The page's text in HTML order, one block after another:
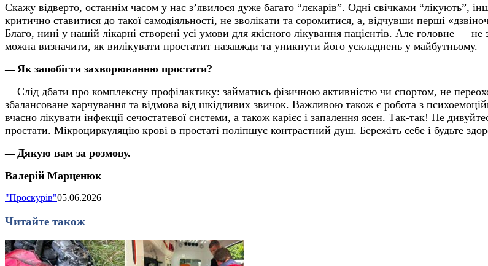
Скажу відверто, останнім часом у нас з’явилося дуже багато “лєкарів”. Одні свічками “лікують”,
критично ставитися до такої самодіяльності, не зволікати та соромитися, а, відчувши перші
Благо, нині у нашій лікарні створені усі умови для якісного лікування пацієнтів. Але головне — не
можна визначити, як вилікувати простатит назавжди та уникнути його ускладнень у майбутньому.
— Як запобігти захворюванню простати?
— Слід дбати про комплексну профілактику: займатись фізичною активністю чи спортом, не
збалансоване харчування та відмова від шкідливих звичок. Важливою також є робота з
вчасно лікувати інфекції сечостатевої системи, а також карієс і запалення ясен. Так-так! Не
простати. Мікроциркуляцію крові в простаті поліпшує контрастний душ. Бережіть себе і будьте
— Дякую вам за розмову.
Валерій Марценюк
"Проскурів"05.06.2026
Читайте також